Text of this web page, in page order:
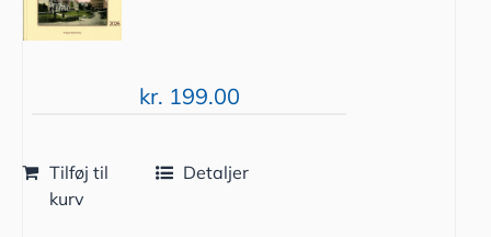
kr. 199.00
Tilføj til
kurv
Detaljer